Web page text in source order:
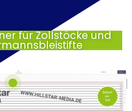
für Zollstöcke und